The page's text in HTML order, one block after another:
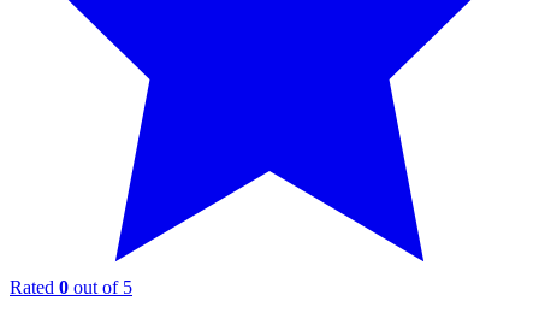
Rated 0 out of 5